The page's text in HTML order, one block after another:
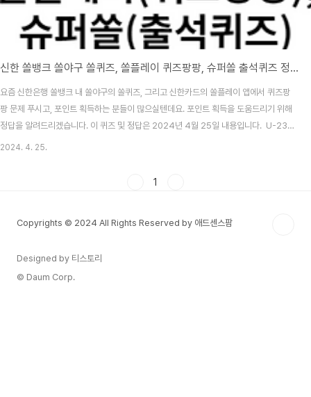
신한 쏠뱅크 쏠야구 쏠퀴즈, 쏠플레이 퀴즈팡팡, 슈퍼쏠 출석퀴즈 정답 4월 25일
요즘 신한은행 쏠뱅크 내 쏠야구의 쏠퀴즈, 그리고 신한카드의 쏠플레이 앱에서 퀴즈팡
팡 문제 푸시고, 포인트 획득하는 분들이 많으실텐데요. 포인트 획득을 도움드리기 위해
정답을 알려드리겠습니다. 이 퀴즈 및 정답은 2024년 4월 25일 내용입니다. U-23
아시안컵 (올림픽 예선전) 결과 및 무료 중계 알아보기 목차 신한 쏠뱅크 쏠야구(쏠퀴
고, 금년..
2024. 4. 25.
1
Copyrights © 2024 All Rights Reserved by 애드센스팜
Designed by 티스토리
© Daum Corp.